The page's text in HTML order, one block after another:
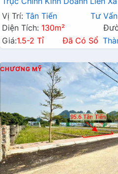
Vị Trí: Tân Tiến Tư Vấn
Diện Tích: 130m²
Giá:1.5-2 Tỉ Đã Có Sổ
CHƯƠNG MỸ